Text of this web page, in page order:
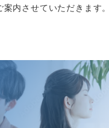
内させていただきます。